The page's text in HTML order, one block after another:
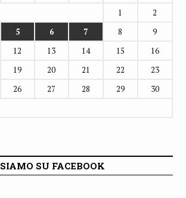
1
2
5 6 7 8
9
12 13 14 15
16
19 20 21 22
23
26 27 28 29
30
SIAMO SU FACEBOOK